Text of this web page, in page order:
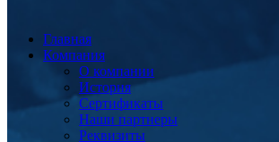
Главная
Компания
О компании
История
Сертификаты
Наши партнеры
Реквизиты